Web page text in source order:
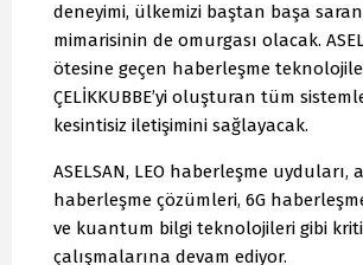
deneyimi, ülkemizi baştan başa saran
mimarisinin de omurgası olacak.
ötesine geçen haberleşme
ÇELİKKUBBE’yi oluşturan tüm
kesintisiz iletişimini sağlayacak.
ASELSAN, LEO haberleşme uyduları,
haberleşme çözümleri, 6G
ve kuantum bilgi teknolojileri gibi
çalışmalarına devam ediyor.